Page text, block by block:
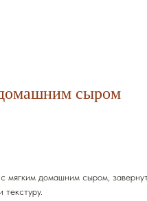
сыром
мягким домашним сыром,
текстуру.